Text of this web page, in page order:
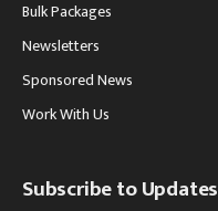
Bulk Packages
Newsletters
Sponsored News
Work With Us
Subscribe to Updates